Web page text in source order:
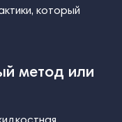
который
метод или